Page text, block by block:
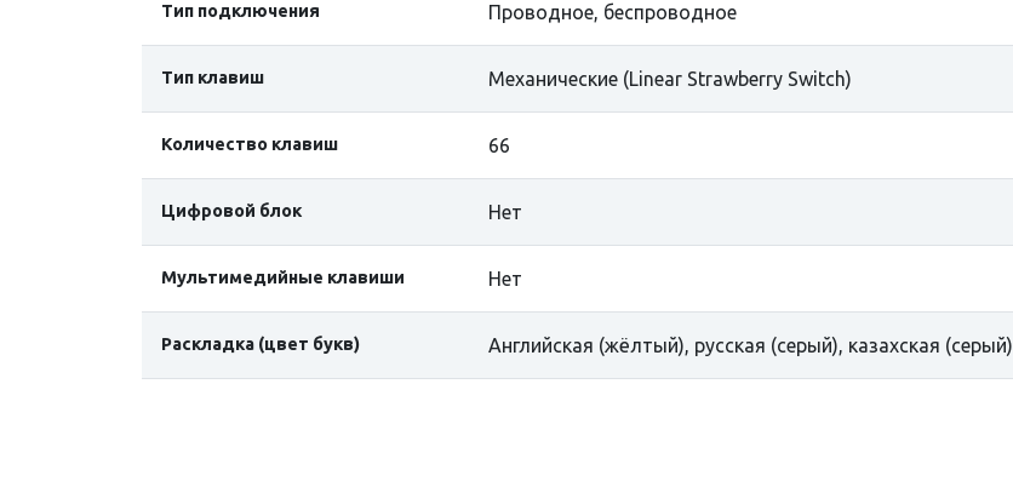
Тип подключения Проводное, беспроводное
Тип клавиш Механические (Linear Strawberry Switch)
Количество клавиш 66
Цифровой блок Нет
Мультимедийные клавиши Нет
Раскладка (цвет букв) Английская (жёлтый), русская (серый), казахская (серый)